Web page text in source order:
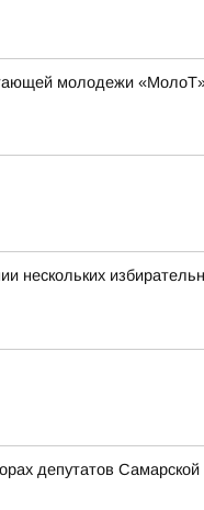
молодежи
нескольких
депутатов